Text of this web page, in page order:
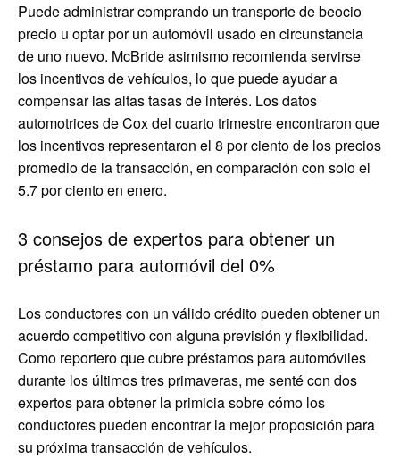
Puede administrar comprando un transporte de beocio
precio u optar por un automóvil usado en circunstancia
de uno nuevo. McBride asimismo recomienda servirse
los incentivos de vehículos, lo que puede ayudar a
compensar las altas tasas de interés. Los datos
automotrices de Cox del cuarto trimestre encontraron que
los incentivos representaron el 8 por ciento de los precios
promedio de la transacción, en comparación con solo el
5.7 por ciento en enero.
3 consejos de expertos para obtener un
préstamo para automóvil del 0%
Los conductores con un válido crédito pueden obtener un
acuerdo competitivo con alguna previsión y flexibilidad.
Como reportero que cubre préstamos para automóviles
durante los últimos tres primaveras, me senté con dos
expertos para obtener la primicia sobre cómo los
conductores pueden encontrar la mejor proposición para
su próxima transacción de vehículos.